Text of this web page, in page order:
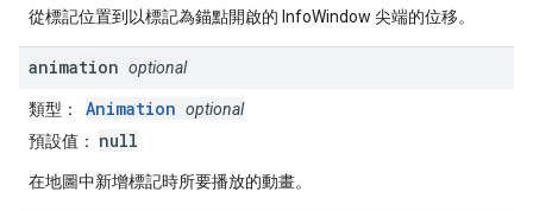
從標記位置到以標記為錨點開啟的 InfoWindow 尖端的位移。
animation optional
類型： Animation optional
預設值：
null
在地圖中新增標記時所要播放的動畫。